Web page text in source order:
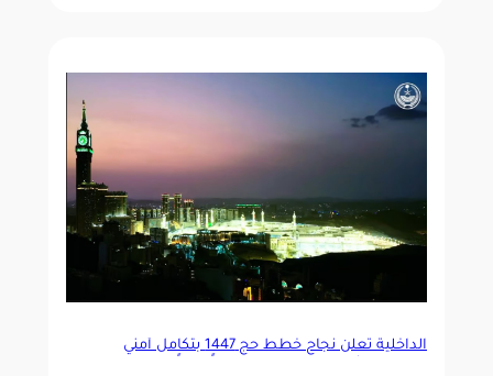
الداخلية تعلن نجاح خطط حج 1447 بتكامل أمني